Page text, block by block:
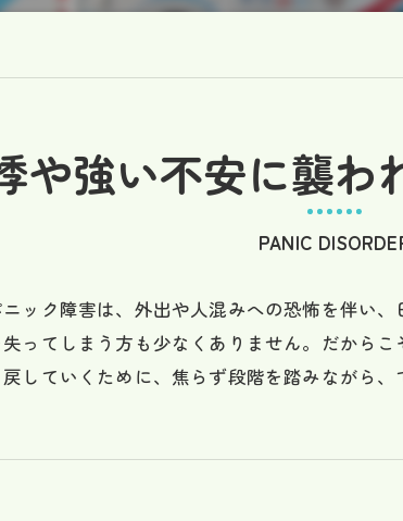
や強い不安に襲わ
PANIC
ック障害は、外出や人混みへの恐怖を伴い
ってしまう方も少なくありません。だから
していくために、焦らず段階を踏みながら